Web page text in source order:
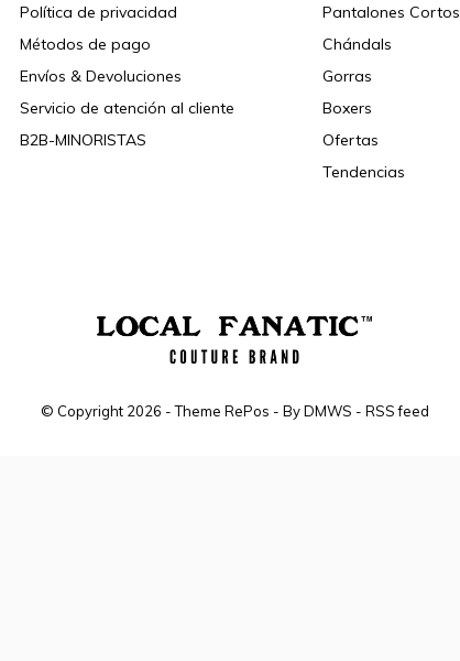
Política de privacidad
Métodos de pago
Envíos & Devoluciones
Servicio de atención al cliente
B2B-MINORISTAS
Pantalones Cortos
Chándals
Gorras
Boxers
Ofertas
Tendencias
© Copyright 2026 - Theme RePos - ByDMWS - RSS feed